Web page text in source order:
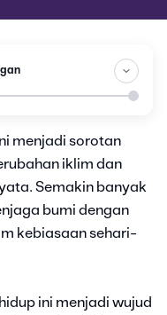
menjadi sorotan
iklim dan
Semakin banyak
bumi dengan
kebiasaan sehari-
ini menjadi wujud